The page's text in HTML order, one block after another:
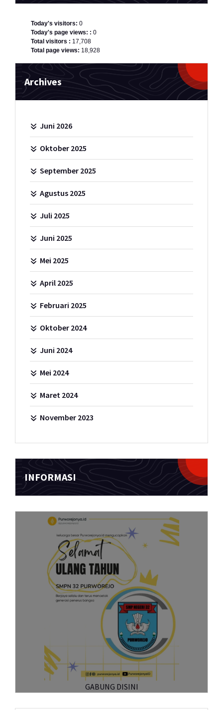
Today's visitors: 0
Today's page views: : 0
Total visitors : 17,708
Total page views: 18,928
Archives
Juni 2026
Oktober 2025
September 2025
Agustus 2025
Juli 2025
Juni 2025
Mei 2025
April 2025
Februari 2025
Oktober 2024
Juni 2024
Mei 2024
Maret 2024
November 2023
INFORMASI
GABUNG DISINI